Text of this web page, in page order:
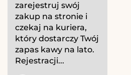
zarejestruj swój
zakup na stronie i
czekaj na kuriera,
który dostarczy Twój
zapas kawy na lato.
Rejestracji...